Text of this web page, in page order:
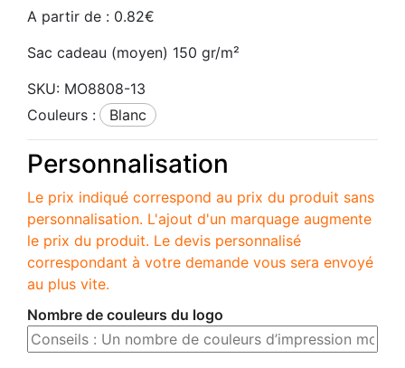
A partir de : 0.82€
Sac cadeau (moyen) 150 gr/m²
SKU: MO8808-13
Couleurs :
blanc
Personnalisation
Le prix indiqué correspond au prix du produit sans
personnalisation. L'ajout d'un marquage augmente
le prix du produit. Le devis personnalisé
correspondant à votre demande vous sera envoyé
au plus vite.
Nombre de couleurs du logo